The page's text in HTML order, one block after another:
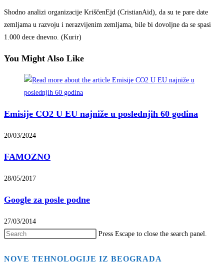
Shodno analizi organizacije KriščenEjd (CristianAid), da su te pare date
zemljama u razvoju i nerazvijenim zemljama, bile bi dovoljne da se spasi
1.000 dece dnevno. (Kurir)
You Might Also Like
Emisije CO2 U EU najniže u poslednjih 60 godina
20/03/2024
FAMOZNO
28/05/2017
Google za posle podne
27/03/2014
Press Escape to close the search panel.
NOVE TEHNOLOGIJE IZ BEOGRADA